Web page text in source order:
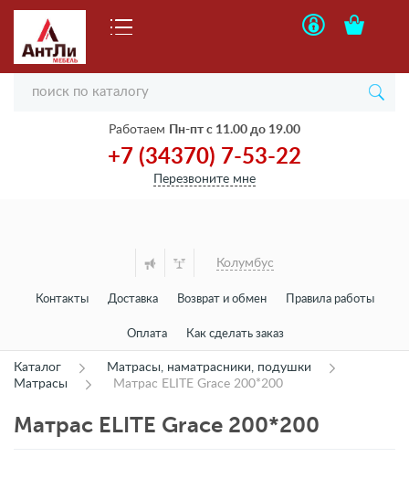
Работаем Пн-пт с 11.00 до 19.00
+7 (34370) 7-53-22
Перезвоните мне
Колумбус
Контакты Доставка Возврат и обмен Правила работы
Оплата Как сделать заказ
Каталог
Матрасы, наматрасники, подушки
Матрасы
Матрас ELITE Grace 200*200
Матрас ELITE Grace 200*200